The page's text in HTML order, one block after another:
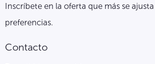
Inscríbete en la oferta que más se
preferencias.
Contacto